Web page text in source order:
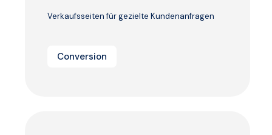
Verkaufsseiten für gezielte Kundenanfragen
Conversion